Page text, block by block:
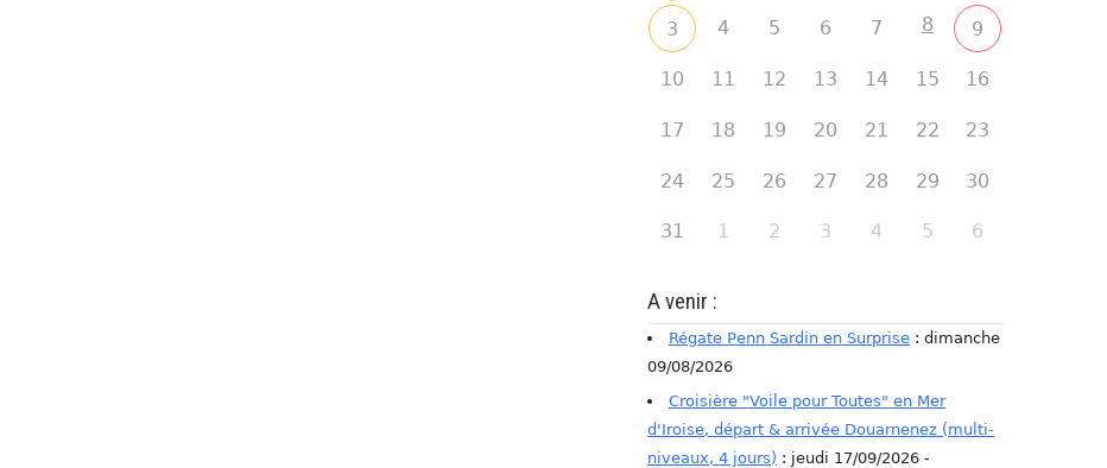
3 4 5 6 7 8 9
10 11 12 13 14 15 16
17 18 19 20 21 22 23
24 25 26 27 28 29 30
31 1 2 3 4 5 6
A venir :
Régate Penn Sardin en Surprise : dimanche
09/08/2026
Croisière "Voile pour Toutes" en Mer
d'Iroise, départ & arrivée Douarnenez (multi-
niveaux, 4 jours) : jeudi 17/09/2026 -